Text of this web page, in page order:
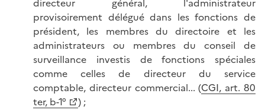
directeur général, l'administrateur
provisoirement délégué dans les fonctions de
président, les membres du directoire et les
administrateurs ou membres du conseil de
surveillance investis de fonctions spéciales
comme celles de directeur du service
comptable, directeur commercial... (CGI, art. 80
ter, b-1°
) ;